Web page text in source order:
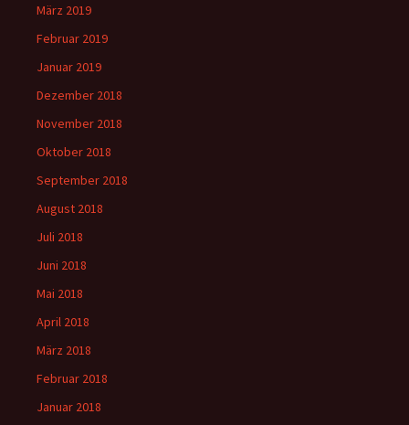
März 2019
Februar 2019
Januar 2019
Dezember 2018
November 2018
Oktober 2018
September 2018
August 2018
Juli 2018
Juni 2018
Mai 2018
April 2018
März 2018
Februar 2018
Januar 2018